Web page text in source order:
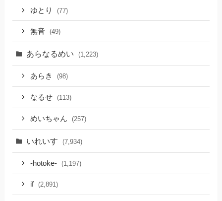
ゆとり (77)
無音 (49)
あらなるめい (1,223)
あらき (98)
なるせ (113)
めいちゃん (257)
いれいす (7,934)
-hotoke- (1,197)
if (2,891)